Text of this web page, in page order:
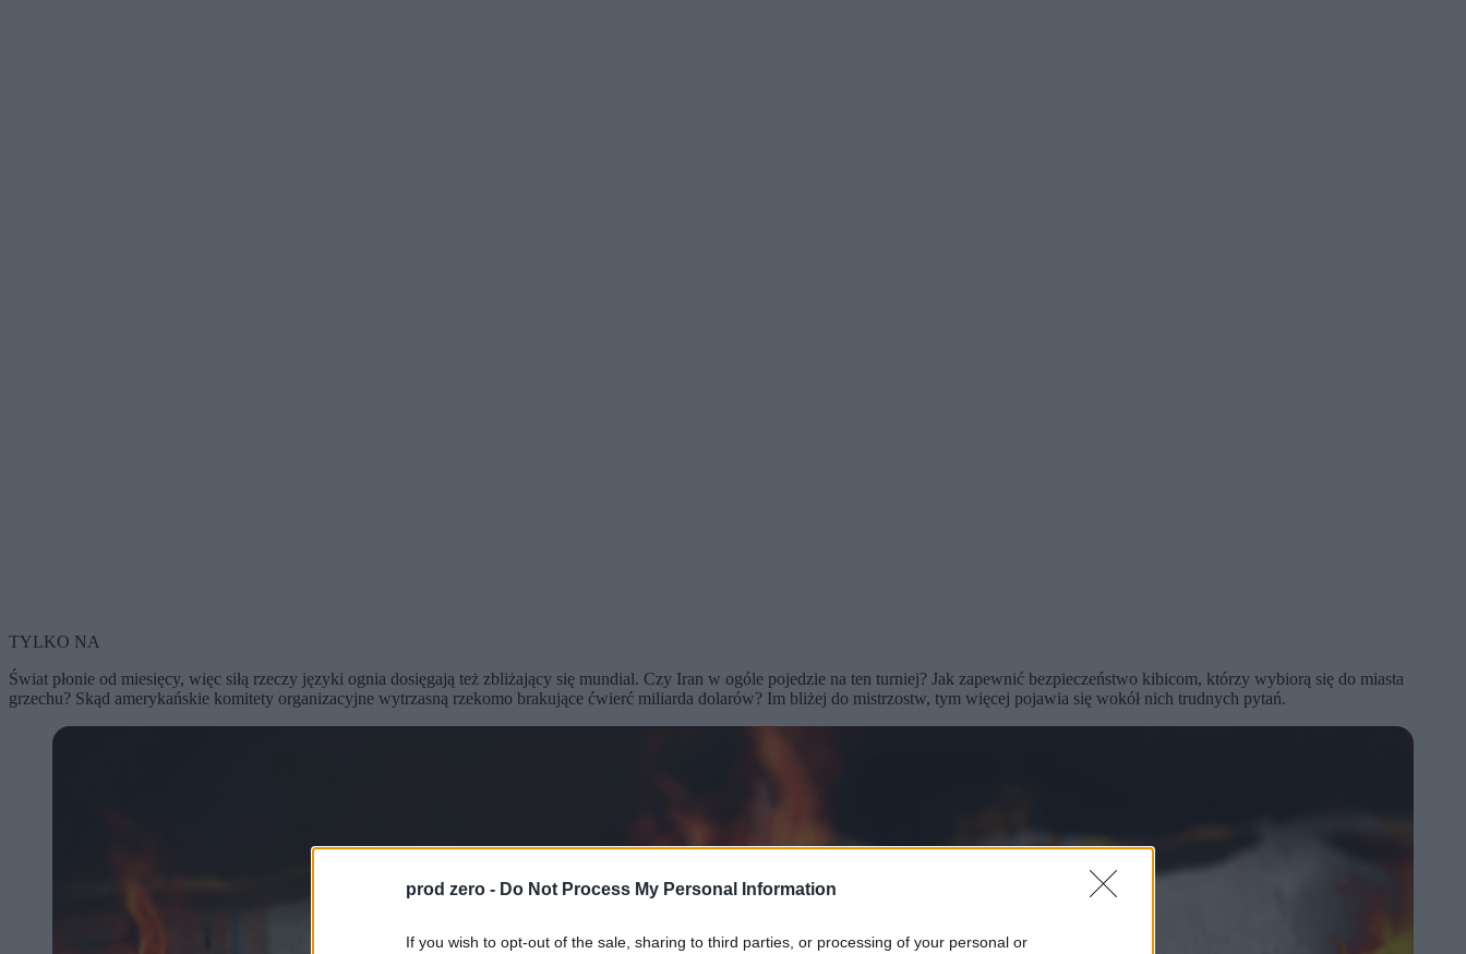
prod zero - Do Not Process My Personal Information
If you wish to opt-out of the sale, sharing to third parties, or processing of your personal or
TYLKO NA
Świat płonie od miesięcy, więc siłą rzeczy języki ognia dosięgają też zbliżający się mundial. Czy Iran w ogóle pojedzie na ten turniej? Jak zapewnić bezpieczeństwo kibicom, którzy wybiorą się do miasta
grzechu? Skąd amerykańskie komitety organizacyjne wytrzasną rzekomo brakujące ćwierć miliarda dolarów? Im bliżej do mistrzostw, tym więcej pojawia się wokół nich trudnych pytań.